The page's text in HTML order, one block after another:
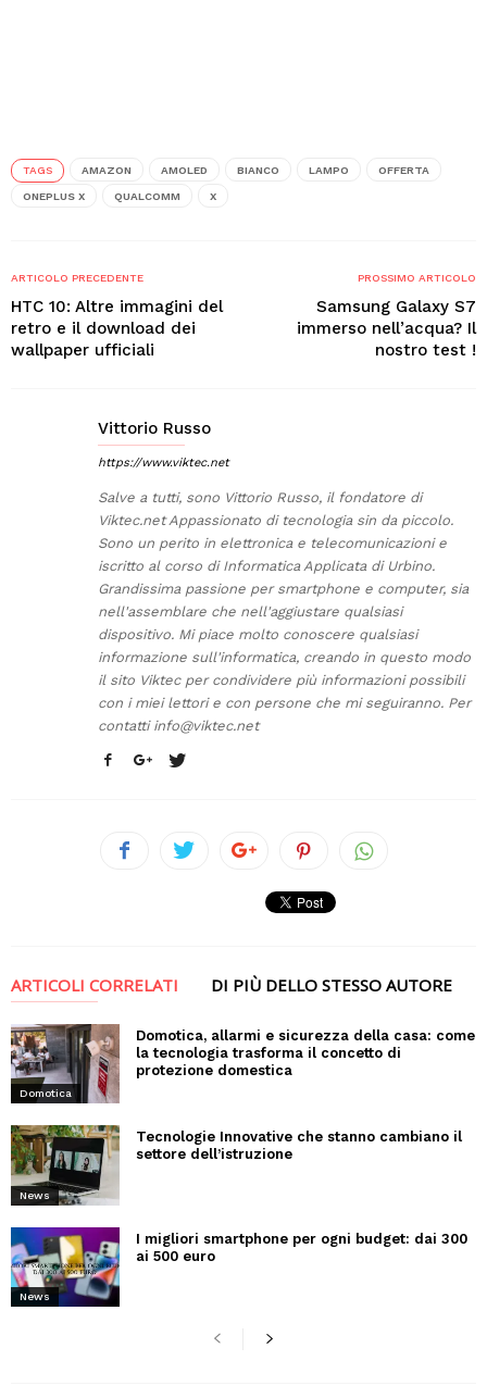
TAGS AMAZON AMOLED BIANCO LAMPO OFFERTA
ONEPLUS X QUALCOMM X
ARTICOLO PRECEDENTE
HTC 10: Altre immagini del
retro e il download dei
wallpaper ufficiali
PROSSIMO ARTICOLO
Samsung Galaxy S7
immerso nell’acqua? Il
nostro test !
Vittorio Russo
https://www.viktec.net
Salve a tutti, sono Vittorio Russo, il fondatore di
Viktec.net Appassionato di tecnologia sin da piccolo.
Sono un perito in elettronica e telecomunicazioni e
iscritto al corso di Informatica Applicata di Urbino.
Grandissima passione per smartphone e computer, sia
nell'assemblare che nell'aggiustare qualsiasi
dispositivo. Mi piace molto conoscere qualsiasi
informazione sull'informatica, creando in questo modo
il sito Viktec per condividere più informazioni possibili
con i miei lettori e con persone che mi seguiranno. Per
contatti info@viktec.net
ARTICOLI CORRELATI DI PIÙ DELLO STESSO AUTORE
Domotica
Domotica, allarmi e sicurezza della casa: come
la tecnologia trasforma il concetto di
protezione domestica
News
Tecnologie Innovative che stanno cambiano il
settore dell’istruzione
News
I migliori smartphone per ogni budget: dai 300
ai 500 euro